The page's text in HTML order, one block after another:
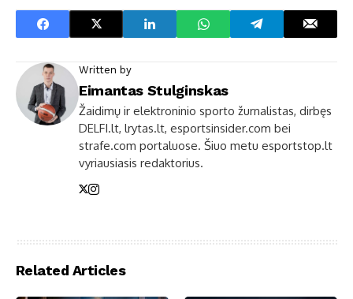
Written by
Eimantas Stulginskas
Žaidimų ir elektroninio sporto žurnalistas, dirbęs
DELFI.lt, lrytas.lt, esportsinsider.com bei
strafe.com portaluose. Šiuo metu esportstop.lt
vyriausiasis redaktorius.
Related Articles